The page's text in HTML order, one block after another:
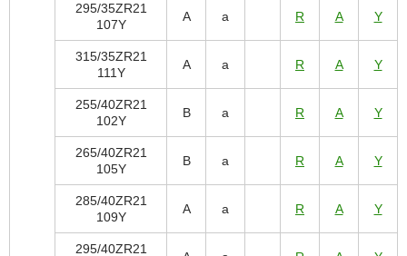
295/35ZR21
107Y
A a R A Y
315/35ZR21
111Y
A a R A Y
255/40ZR21
102Y
B a R A Y
265/40ZR21
105Y
B a R A Y
285/40ZR21
109Y
A a R A Y
295/40ZR21